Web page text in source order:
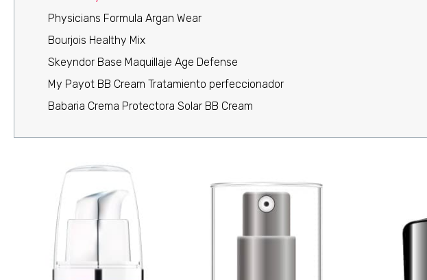
Physicians Formula Argan Wear
Bourjois Healthy Mix
Skeyndor Base Maquillaje Age Defense
My Payot BB Cream Tratamiento perfeccionador
Babaria Crema Protectora Solar BB Cream